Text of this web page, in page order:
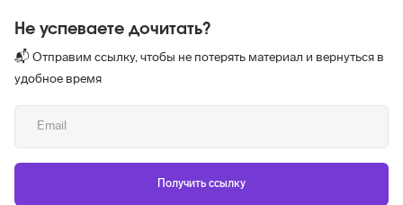
Не успеваете дочитать?
📬 Отправим ссылку, чтобы не потерять материал и вернуться в
удобное время